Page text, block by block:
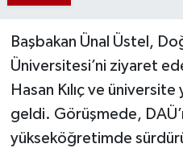
Başbakan Ünal Üstel,
Üniversitesi’ni ziyaret
Hasan Kılıç ve
geldi. Görüşmede,
yükseköğretimde